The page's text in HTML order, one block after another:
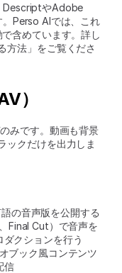
DescriptやAdobe
Perso AIでは、これ
含めています。詳し
方法」をご覧くださ
）
みです。動画も背景
ックだけを出力しま
の音声版を公開する
Final Cut）で音声を
クションを行う
ブック風コンテンツ
信